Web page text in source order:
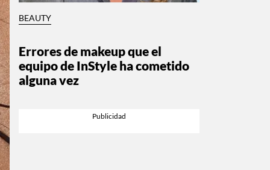
BEAUTY
Errores de makeup que el
equipo de InStyle ha cometido
alguna vez